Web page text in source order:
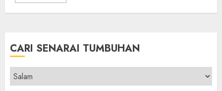
CARI SENARAI TUMBUHAN
Cari
Senarai